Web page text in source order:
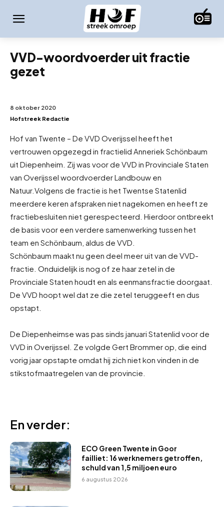
VVD-woordvoerder uit fractie
gezet
8 oktober 2020
Hofstreek Redactie
Hof van Twente – De VVD Overijssel heeft het
vertrouwen opgezegd in fractielid Anneriek Schönbaum
uit Diepenheim. Zij was voor de VVD in Provinciale Staten
van Overijssel woordvoerder Landbouw en
Natuur. Volgens de fractie is het Twentse Statenlid
meerdere keren afspraken niet nagekomen en heeft ze
fractiebesluiten niet gerespecteerd. Hierdoor ontbreekt
de basis voor een verdere samenwerking tussen het
team en Schönbaum, aldus de VVD.
Schönbaum maakt nu geen deel meer uit van de VVD-
fractie. Onduidelijk is nog of ze haar zetel in de
Provinciale Staten houdt en als eenmansfractie doorgaat.
De VVD hoopt wel dat ze die zetel teruggeeft en dus
opstapt.
De Diepenheimse was pas sinds januari Statenlid voor de
VVD in Overijssel. Ze volgde Gert Brommer op, die eind
vorig jaar opstapte omdat hij zich niet kon vinden in de
stikstofmaatregelen van de provincie.
En verder:
ECO Green Twente in Goor
failliet: 16 werknemers getroffen,
schuld van 1,5 miljoen euro
6 augustus 2026